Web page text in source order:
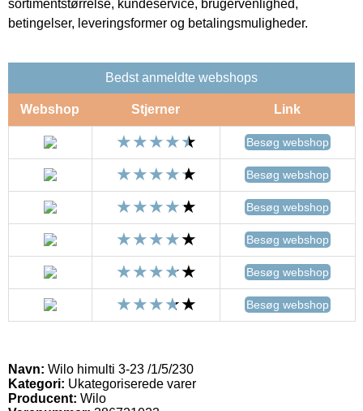
sortimentstørrelse, kundeservice, brugervenlighed,
betingelser, leveringsformer og betalingsmuligheder.
Bedst anmeldte webshops
Webshop Stjerner Link
Besøg webshop
Besøg webshop
Besøg webshop
Besøg webshop
Besøg webshop
Besøg webshop
Navn: Wilo himulti 3-23 /1/5/230
Kategori: Ukategoriserede varer
Producent: Wilo